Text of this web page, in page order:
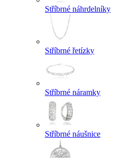
Stříbrné náhrdelníky
Stříbrné řetízky
Stříbrné náramky
Stříbrné náušnice